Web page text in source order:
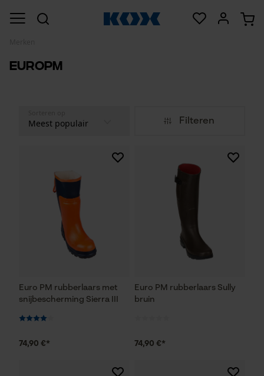
EuroPM
Filteren
Euro PM rubberlaars met
snijbescherming Sierra III
74,90 €*
Euro PM rubberlaars Sully
bruin
74,90 €*